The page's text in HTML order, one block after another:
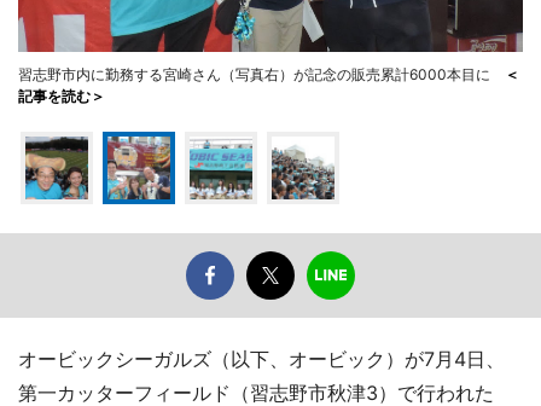
習志野市内に勤務する宮崎さん（写真右）が記念の販売累計6000本目に ＜
記事を読む＞
オービックシーガルズ（以下、オービック）が7月4日、
第一カッターフィールド（習志野市秋津3）で行われた